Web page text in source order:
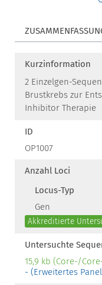
Kurzinformation
2 Einzelgen-
Brustkrebs zur
Inhibitor Therapie
ID
OP1007
Anzahl Loci
Locus-Typ
Gen
Akkreditierte
Untersuchte
15,9 kb (Core-/
- (Erweitertes